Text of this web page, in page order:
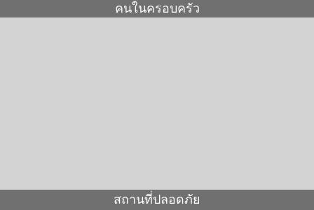
คนในครอบครัว
สถานที่ปลอดภัย